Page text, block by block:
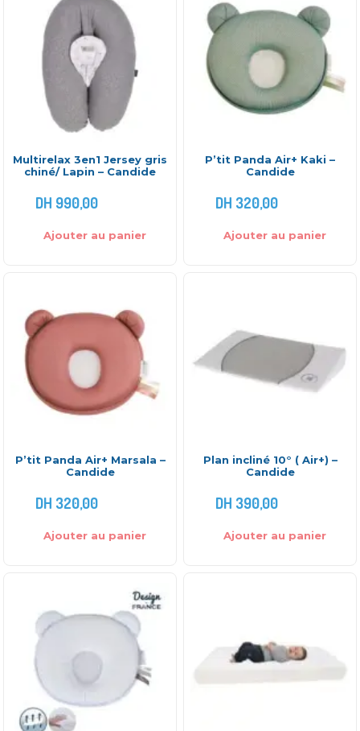
Multirelax 3en1 Jersey gris
chiné/ Lapin – Candide
DH 990,00
Ajouter au panier
P’tit Panda Air+ Kaki –
Candide
DH 320,00
Ajouter au panier
P’tit Panda Air+ Marsala –
Candide
DH 320,00
Ajouter au panier
Plan incliné 10° ( Air+) –
Candide
DH 390,00
Ajouter au panier